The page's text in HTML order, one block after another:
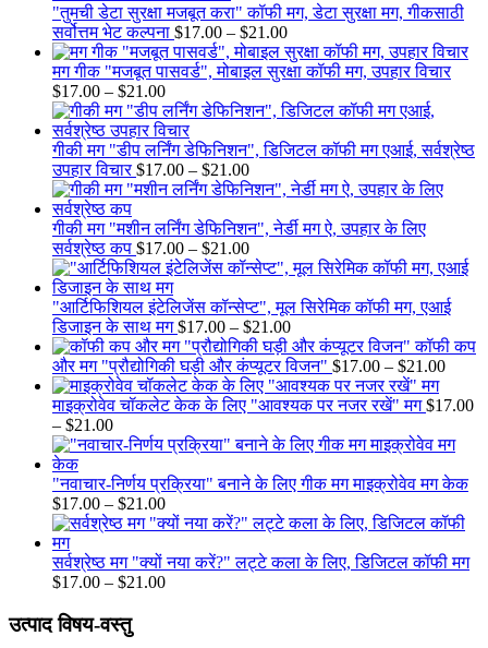
through
$21.00
"तुमची डेटा सुरक्षा मजबूत करा" कॉफी मग, डेटा सुरक्षा मग, गीकसाठी
सर्वोत्तम भेट कल्पना $17.00 – $21.00Price
range:
$17.00
$21.00
मग गीक "मजबूत पासवर्ड", मोबाइल सुरक्षा कॉफी मग, उपहार विचार
$17.00 – $21.00Price
range:
$17.00
through
$21.00
गीकी मग "डीप लर्निंग डेफिनिशन", डिजिटल कॉफी मग एआई, सर्वश्रेष्ठ
उपहार विचार $17.00 – $21.00Price
range:
through
$21.00
गीकी मग "मशीन लर्निंग डेफिनिशन", नेर्डी मग ऐ, उपहार के लिए
सर्वश्रेष्ठ कप $17.00 – $21.00Price
range:
through
$21.00
"आर्टिफिशियल इंटेलिजेंस कॉन्सेप्ट", मूल सिरेमिक कॉफी मग, एआई
डिजाइन के साथ मग $17.00 – $21.00Price
range:
$17.00
through
$21.00
कॉफी कप
और मग "प्रौद्योगिकी घड़ी और कंप्यूटर विजन" $17.00 – $21.00Price
माइक्रोवेव चॉकलेट केक के लिए "आवश्यक पर नजर रखें" मग $17.00
– $21.00Price
range:
through
$21.00
"नवाचार-निर्णय प्रक्रिया" बनाने के लिए गीक मग माइक्रोवेव मग केक
$17.00 – $21.00Price
range:
through
$21.00
सर्वश्रेष्ठ मग "क्यों नया करें?" लट्टे कला के लिए, डिजिटल कॉफी मग
$17.00 – $21.00Price
उत्पाद विषय-वस्तु